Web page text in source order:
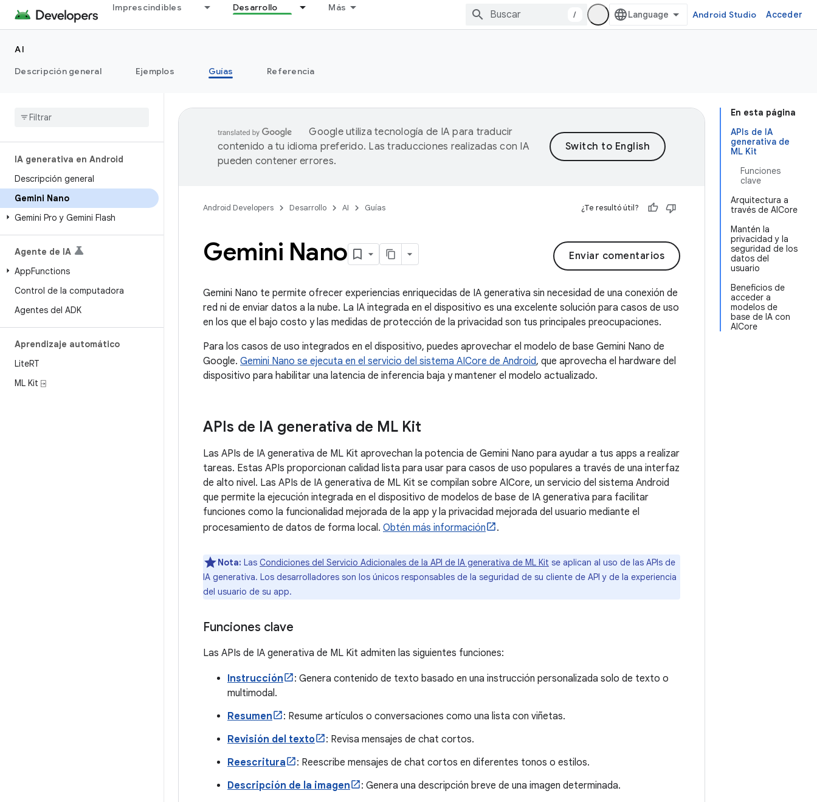
Imprescindibles Desarrollo Más
/ Android Studio Acceder
AI
Descripción general
Ejemplos Guías Referencia
IA generativa en Android
Descripción general
Gemini Nano
Gemini Pro y Gemini Flash
Agente de IA
AppFunctions
Control de la computadora
Agentes del ADK
Aprendizaje automático
LiteRT
ML Kit ⍈
En esta página
APIs de IA
generativa de
ML Kit
Funciones
clave
Arquitectura a
través de AICore
Mantén la
privacidad y la
seguridad de los
datos del
usuario
Beneficios de
acceder a
modelos de
base de IA con
AICore
Google utiliza tecnología de IA para traducir
contenido a tu idioma preferido. Las traducciones realizadas con IA
pueden contener errores.
Android Developers Desarrollo AI Guías ¿Te resultó útil?
Enviar comentarios
Gemini Nano
Gemini Nano te permite ofrecer experiencias enriquecidas de IA generativa sin necesidad de una conexión de
red ni de enviar datos a la nube. La IA integrada en el dispositivo es una excelente solución para casos de uso
en los que el bajo costo y las medidas de protección de la privacidad son tus principales preocupaciones.
Para los casos de uso integrados en el dispositivo, puedes aprovechar el modelo de base Gemini Nano de
Google. Gemini Nano se ejecuta en el servicio del sistema AICore de Android, que aprovecha el hardware del
dispositivo para habilitar una latencia de inferencia baja y mantener el modelo actualizado.
APIs de IA generativa de ML Kit
Las APIs de IA generativa de ML Kit aprovechan la potencia de Gemini Nano para ayudar a tus apps a realizar
tareas. Estas APIs proporcionan calidad lista para usar para casos de uso populares a través de una interfaz
de alto nivel. Las APIs de IA generativa de ML Kit se compilan sobre AICore, un servicio del sistema Android
que permite la ejecución integrada en el dispositivo de modelos de base de IA generativa para facilitar
funciones como la funcionalidad mejorada de la app y la privacidad mejorada del usuario mediante el
procesamiento de datos de forma local. Obtén más información .
Nota: Las Condiciones del Servicio Adicionales de la API de IA generativa de ML Kit se aplican al uso de las APIs de
IA generativa. Los desarrolladores son los únicos responsables de la seguridad de su cliente de API y de la experiencia
del usuario de su app.
Funciones clave
Las APIs de IA generativa de ML Kit admiten las siguientes funciones:
Instrucción
: Genera contenido de texto basado en una instrucción personalizada solo de texto o
multimodal.
Resumen
: Resume artículos o conversaciones como una lista con viñetas.
Revisión del texto
: Revisa mensajes de chat cortos.
Reescritura
: Reescribe mensajes de chat cortos en diferentes tonos o estilos.
Descripción de la imagen
: Genera una descripción breve de una imagen determinada.